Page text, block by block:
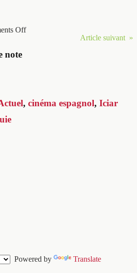
Article suivant »
Off
note
, cinéma espagnol, Iciar
Powered by Translate